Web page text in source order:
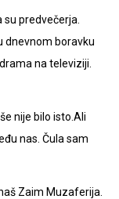
predvečerja.
dnevnom boravku
na televiziji.
nije bilo isto.Ali
nas. Čula sam
Zaim Muzaferija.